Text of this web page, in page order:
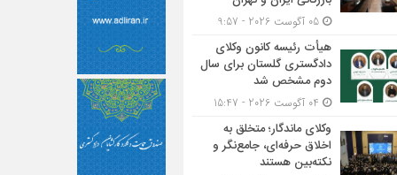
هیأت ‌رئیسه کانون وکلای
دادگستری گلستان برای سال
دوم مشخص شد
وکلای ماندگار؛ متخلق به
اخلاق حرفه‌ای، جامع‌نگر و
نکته‌بین هستند